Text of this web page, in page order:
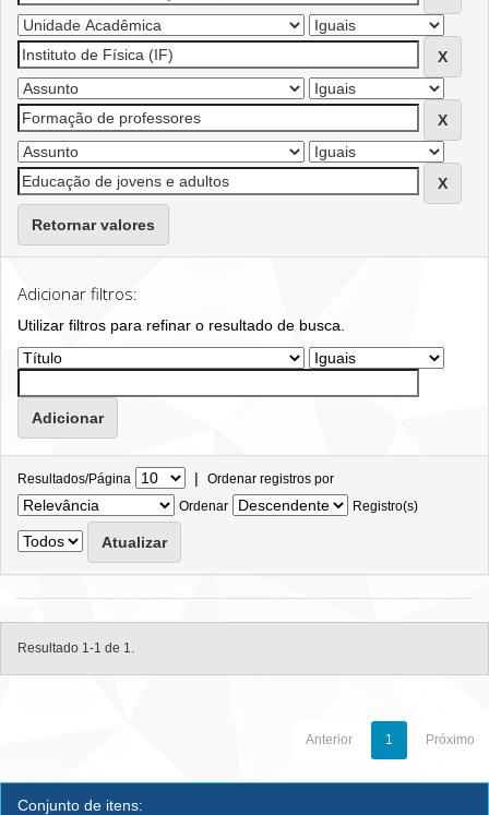
Retornar valores
Adicionar filtros:
Utilizar filtros para refinar o resultado de busca.
Resultados/Página | Ordenar registros por
Ordenar
Registro(s)
Resultado 1-1 de 1.
Anterior 1 Próximo
Conjunto de itens: